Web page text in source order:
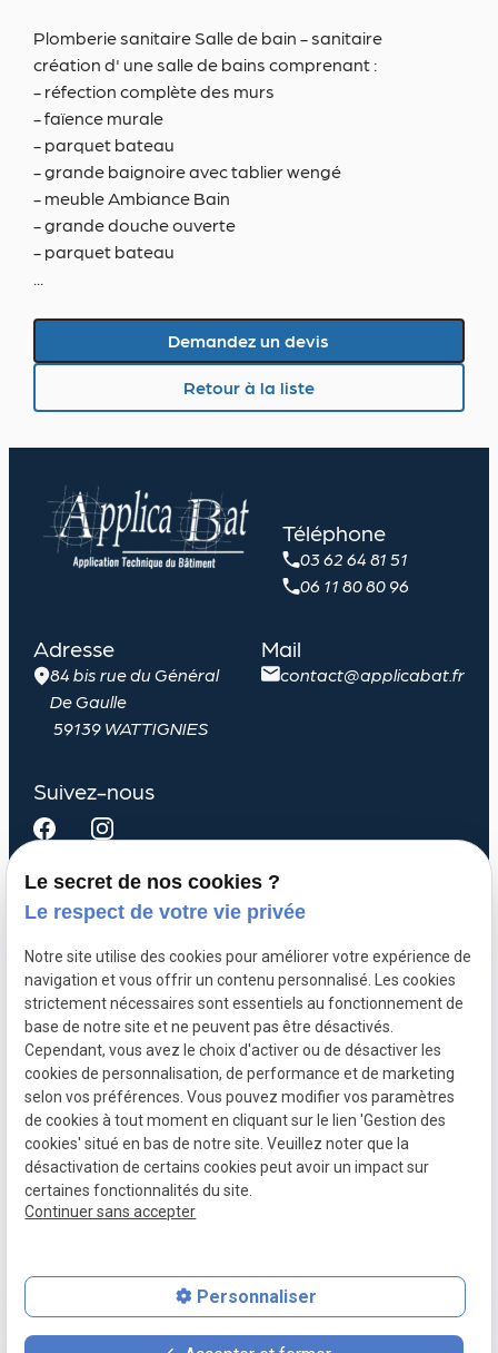
Plomberie sanitaire Salle de bain - sanitaire
création d' une salle de bains comprenant :
- réfection complète des murs
- faïence murale
- parquet bateau
- grande baignoire avec tablier wengé
- meuble Ambiance Bain
- grande douche ouverte
- parquet bateau
...
Demandez un devis
Demandez un devis
Retour à la liste
Téléphone
03 62 64 81 51
06 11 80 80 96
Adresse
84 bis rue du Général
De Gaulle
59139 WATTIGNIES
Mail
contact@applicabat.fr
Suivez-nous
Menuiserie extérieure
Métallerie
Plomberie sanitaire
Rénovation
Réalisations
Mentions
légales
Politique de
confidentialité
Gestion
des
Plan du
site
Siret :50297230000029
place feed phone
Le secret de nos cookies ?
Le respect de votre vie privée
Notre site utilise des cookies pour améliorer votre expérience de
navigation et vous offrir un contenu personnalisé. Les cookies
strictement nécessaires sont essentiels au fonctionnement de
base de notre site et ne peuvent pas être désactivés.
Cependant, vous avez le choix d'activer ou de désactiver les
cookies de personnalisation, de performance et de marketing
selon vos préférences. Vous pouvez modifier vos paramètres
de cookies à tout moment en cliquant sur le lien 'Gestion des
cookies' situé en bas de notre site. Veuillez noter que la
désactivation de certains cookies peut avoir un impact sur
certaines fonctionnalités du site.
Continuer sans accepter
Personnaliser